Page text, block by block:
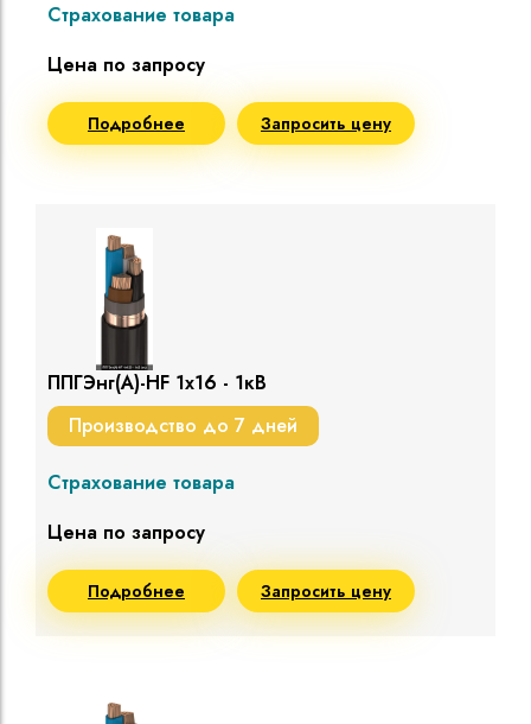
Страхование товара
Цена по запросу
Подробнее Запросить цену
ППГЭнг(A)-HF 1х16 - 1кВ
Производство до 7 дней
Страхование товара
Цена по запросу
Подробнее Запросить цену